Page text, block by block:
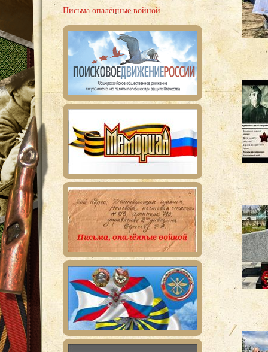
Письма опалённые войной